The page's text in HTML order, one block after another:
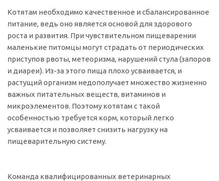
Котятам необходимо качественное и сбалансированное
питание, ведь оно является основой для здорового
роста и развития. При чувствительном пищеварении
маленькие питомцы могут страдать от периодических
приступов рвоты, метеоризма, нарушений стула (запоров
и диареи). Из-за этого пища плохо усваивается, и
растущий организм недополучает множество жизненно
важных питательных веществ, витаминов и
микроэлементов. Поэтому котятам с такой
особенностью требуется корм, который легко
усваивается и позволяет снизить нагрузку на
пищеварительную систему.
Команда квалифицированных ветеринарных